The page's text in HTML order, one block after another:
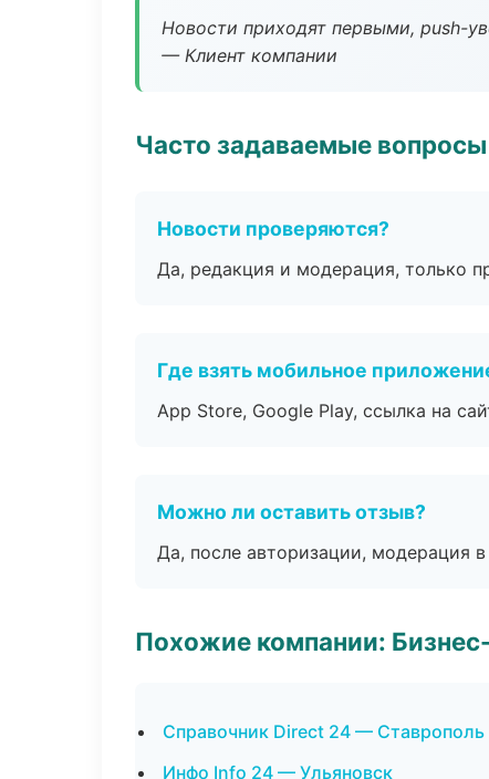
Новости приходят первыми, push-
— Клиент компании
Часто задаваемые вопросы
Новости проверяются?
Да, редакция и модерация, только
Где взять мобильное
App Store, Google Play, ссылка на
Можно ли оставить отзыв?
Да, после авторизации, модерация в
Похожие компании:
Справочник Direct 24 — Ставрополь
Инфо Info 24 — Ульяновск